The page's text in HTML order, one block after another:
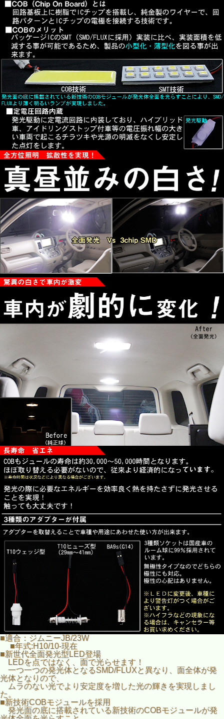
BA9S（G14）
無極性タイプなのでどちらの極性にも対応！
■両面テープ付属、取付けかんたん！
■新品未使用
■適合：ジムニーJB/23W
■年式:H10/10-現在
■新世代全面発光型LED登場
LEDを点ではなく、面で光らせます！
一つ一つの発光体となるSMD/FLUXと異なり、面全体が発
光体となりので、
ムラのない光でより安定度を増した光の輝きを実現しまし
た。
■新技術COBモジュールを採用
発光面の底に搭載されている新技術のCOBモジュールが発